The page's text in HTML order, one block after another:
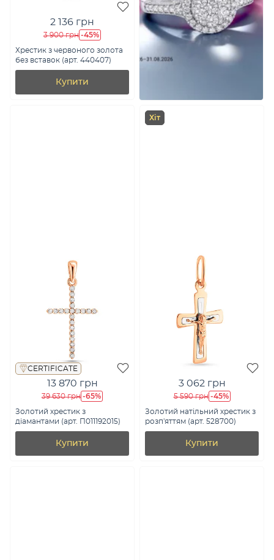
2 136 грн
3 900 грн -45%
Хрестик з червоного золота
без вставок (арт. 440407)
Купити
CERTIFICATE
13 870 грн
39 630 грн -65%
Золотий хрестик з
діамантами (арт. П011192015)
Купити
Хіт
3 062 грн
5 590 грн -45%
Золотий натільний хрестик з
розп'яттям (арт. 528700)
Купити